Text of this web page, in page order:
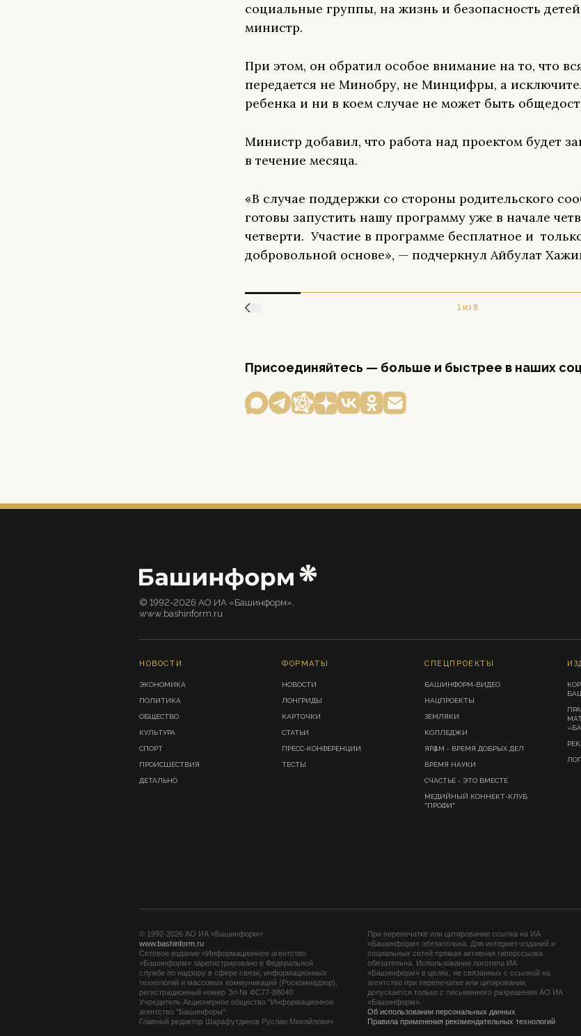
социальные группы, на жизнь и безопасность
министр.
При этом, он обратил особое внимание на то, что
передается не Минобру, не Минцифры, а
ребенка и ни в коем случае не может быть
Министр добавил, что работа над проектом будет
в течение месяца.
«В случае поддержки со стороны родительского
готовы запустить нашу программу уже в начале
четверти. Участие в программе бесплатное и
добровольной основе», — подчеркнул Айбулат
1 из 8
Присоединяйтесь — больше и быстрее в наших
© 1992-2026 АО ИА «Башинформ».
www.bashinform.ru
НОВОСТИ
ЭКОНОМИКА
ПОЛИТИКА
ОБЩЕСТВО
КУЛЬТУРА
СПОРТ
ПРОИСШЕСТВИЯ
ДЕТАЛЬНО
ФОРМАТЫ
НОВОСТИ
ЛОНГРИДЫ
КАРТОЧКИ
СТАТЬИ
ПРЕСС-КОНФЕРЕНЦИИ
ТЕСТЫ
СПЕЦПРОЕКТЫ
БАШИНФОРМ-ВИДЕО
НАЦПРОЕКТЫ
ЗЕМЛЯКИ
КОЛЛЕДЖИ
ЯРҘАМ - ВРЕМЯ ДОБРЫХ ДЕЛ
ВРЕМЯ НАУКИ
СЧАСТЬЕ - ЭТО ВМЕСТЕ
МЕДИЙНЫЙ КОННЕКТ-КЛУБ
"ПРОФИ"
© 1992-2026 АО ИА «Башинформ».
www.bashinform.ru
Сетевое издание «Информационное агентство
«Башинформ» зарегистрировано в Федеральной
службе по надзору в сфере связи, информационных
технологий и массовых коммуникаций (Роскомнадзор),
регистрационный номер Эл № ФС77-88040
Учредитель Акционерное общество "Информационное
агентство "Башинформ"
Главный редактор Шарафутдинов Руслан Михайлович
При перепечатке или цитировании ссылка на ИА
«Башинформ» обязательна. Для интернет-изданий и
социальных сетей прямая активная гиперссылка
обязательна. Использование логотипа ИА
«Башинформ» в целях, не связанных с ссылкой на
агентство при перепечатке или цитировании,
допускается только с письменного разрешения АО ИА
«Башинформ».
Об использовании персональных данных
Правила применения рекомендательных технологий